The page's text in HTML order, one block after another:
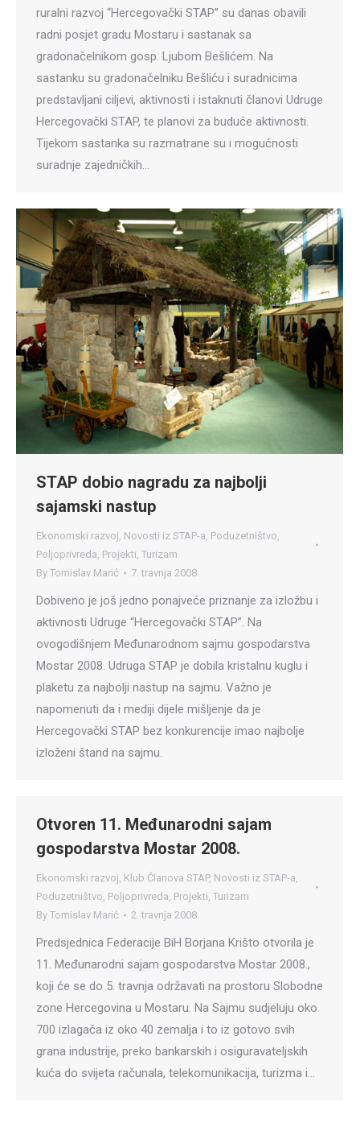
ruralni razvoj “Hercegovački STAP” su danas obavili
radni posjet gradu Mostaru i sastanak sa
gradonačelnikom gosp. Ljubom Bešlićem. Na
sastanku su gradonačelniku Bešliću i suradnicima
predstavljani ciljevi, aktivnosti i istaknuti članovi Udruge
Hercegovački STAP, te planovi za buduće aktivnosti.
Tijekom sastanka su razmatrane su i mogućnosti
suradnje zajedničkih…
STAP dobio nagradu za najbolji
sajamski nastup
Ekonomski razvoj, Novosti iz STAP-a, Poduzetništvo,
Poljoprivreda, Projekti, Turizam
By Tomislav Marić 7. travnja 2008.
Dobiveno je još jedno ponajveće priznanje za izložbu i
aktivnosti Udruge “Hercegovački STAP”. Na
ovogodišnjem Međunarodnom sajmu gospodarstva
Mostar 2008. Udruga STAP je dobila kristalnu kuglu i
plaketu za najbolji nastup na sajmu. Važno je
napomenuti da i mediji dijele mišljenje da je
Hercegovački STAP bez konkurencije imao najbolje
izloženi štand na sajmu.
Otvoren 11. Međunarodni sajam
gospodarstva Mostar 2008.
Ekonomski razvoj, Klub Članova STAP, Novosti iz STAP-a,
Poduzetništvo, Poljoprivreda, Projekti, Turizam
By Tomislav Marić 2. travnja 2008.
Predsjednica Federacije BiH Borjana Krišto otvorila je
11. Međunarodni sajam gospodarstva Mostar 2008.,
koji će se do 5. travnja održavati na prostoru Slobodne
zone Hercegovina u Mostaru. Na Sajmu sudjeluju oko
700 izlagača iz oko 40 zemalja i to iz gotovo svih
grana industrije, preko bankarskih i osiguravateljskih
kuća do svijeta računala, telekomunikacija, turizma i…